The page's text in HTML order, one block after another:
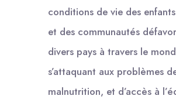
conditions de vie des
et des communautés
divers pays à travers le
s’attaquant aux problèmes
malnutrition, et d’accès à